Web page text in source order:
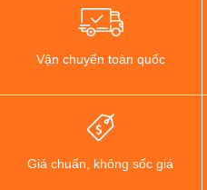
Vận chuyển toàn quốc
Giá chuẩn, không sốc giá